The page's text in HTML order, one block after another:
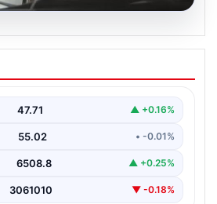
Tahliye Edilen 4 Katlı
Anı Kayıtlarda
gece saatlerinde tahliye
47.71 ▲ +0.16%
55.02 • -0.01%
6508.8 ▲ +0.25%
3061010 ▼ -0.18%